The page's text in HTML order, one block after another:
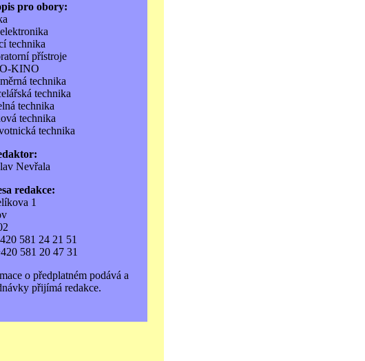
pro obory:
technika
přístroje
KINO
technika
technika
technika
technika
technika
Nevřala
redakce:
1
581 24 21 51
581 20 47 31
o předplatném podává a
přijímá redakce.